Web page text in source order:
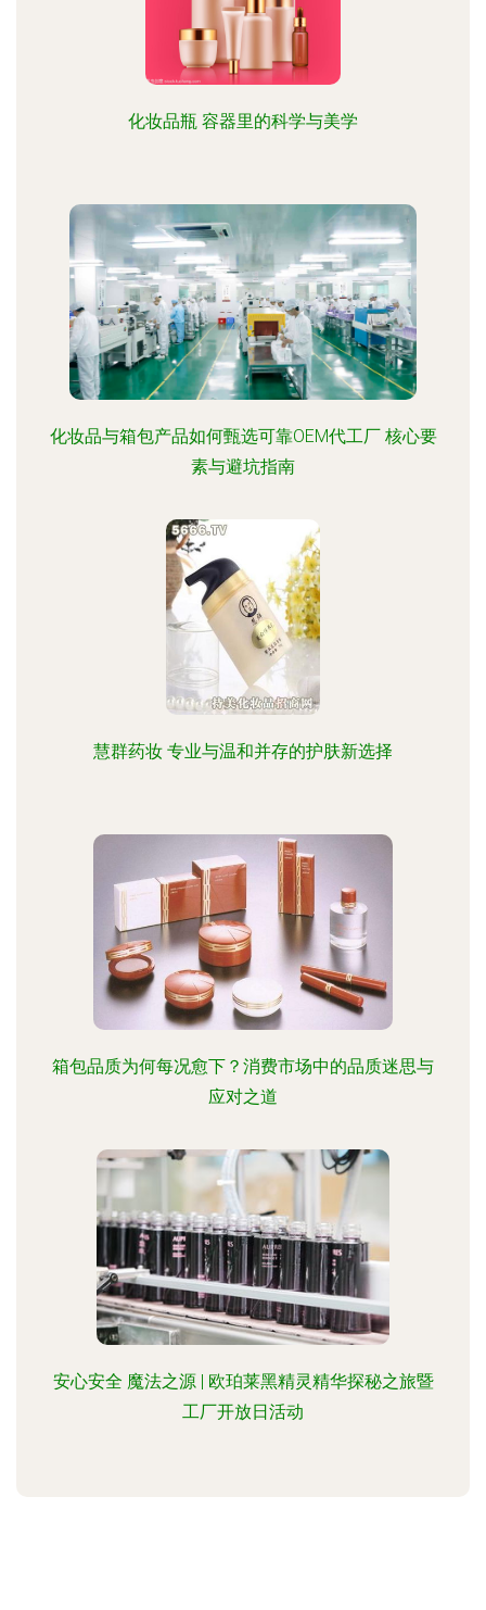
化妆品瓶 容器里的科学与美学
化妆品与箱包产品如何甄选可靠OEM代工厂 核心要
素与避坑指南
慧群药妆 专业与温和并存的护肤新选择
箱包品质为何每况愈下？消费市场中的品质迷思与
应对之道
安心安全 魔法之源 | 欧珀莱黑精灵精华探秘之旅暨
工厂开放日活动